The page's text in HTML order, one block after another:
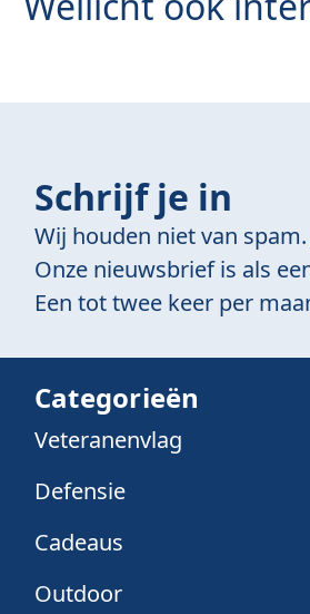
Schrijf je in
Wij houden niet van
Onze nieuwsbrief is als
Een tot twee keer per
Categorieën
Veteranenvlag
Defensie
Cadeaus
Outdoor